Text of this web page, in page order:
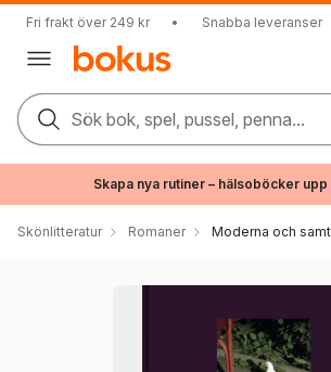
Fri frakt över 249 kr • Snabba leveranser
Sök bok, spel, pussel, penna...
Skapa nya rutiner – hälsoböcker
Skönlitteratur Romaner Moderna och